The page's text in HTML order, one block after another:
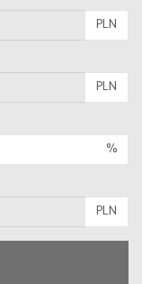
PLN
PLN
%
PLN